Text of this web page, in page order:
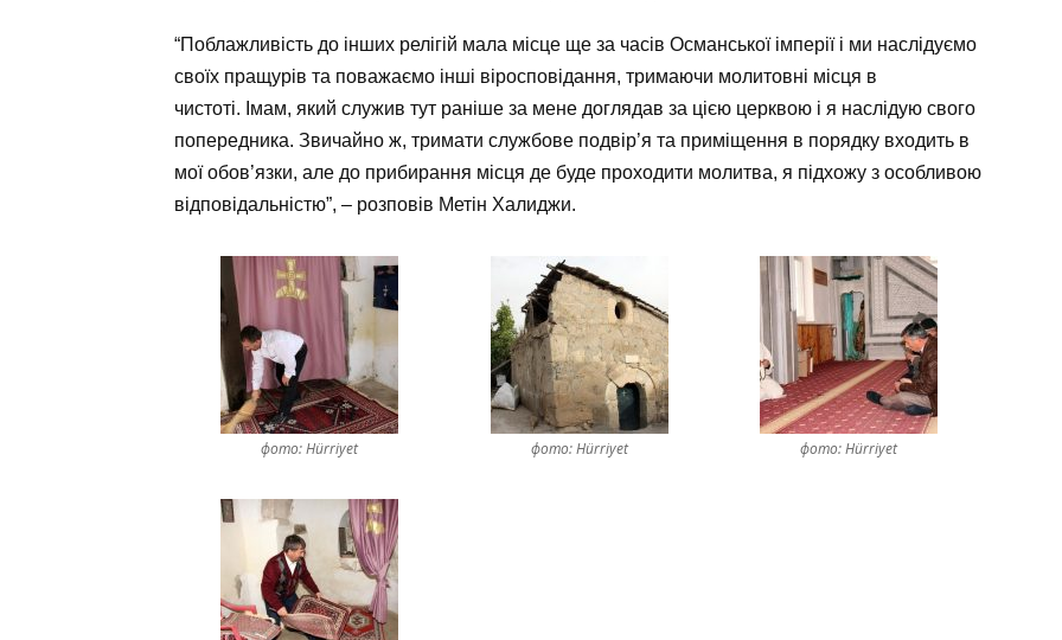
“Поблажливість до інших релігій мала місце ще за часів Османської імперії і ми наслідуємо
своїх пращурів та поважаємо інші віросповідання, тримаючи молитовні місця в
чистоті. Імам, який служив тут раніше за мене доглядав за цією церквою і я наслідую свого
попередника. Звичайно ж, тримати службове подвір’я та приміщення в порядку входить в
мої обов’язки, але до прибирання місця де буде проходити молитва, я підхожу з особливою
відповідальністю”, – розповів Метін Халиджи.
фото: Hürriyet фото: Hürriyet фото: Hürriyet